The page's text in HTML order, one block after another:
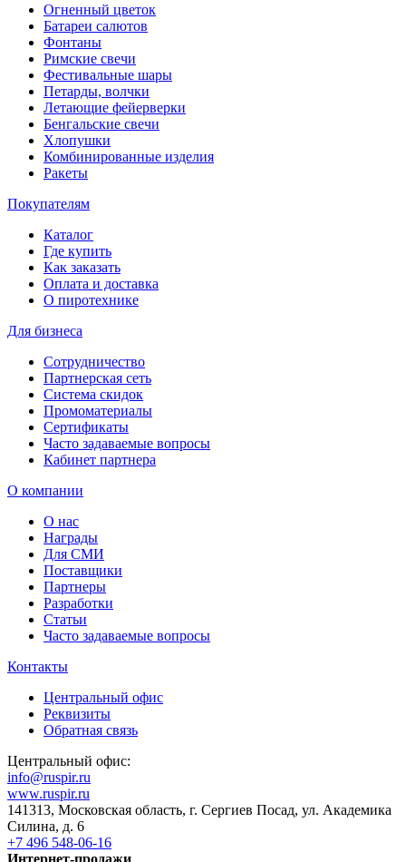
Огненный цветок
Батареи салютов
Фонтаны
Римские свечи
Фестивальные шары
Петарды, волчки
Летающие фейерверки
Бенгальские свечи
Хлопушки
Комбинированные изделия
Ракеты
Покупателям
Каталог
Где купить
Как заказать
Оплата и доставка
О пиротехнике
Для бизнеса
Сотрудничество
Партнерская сеть
Система скидок
Промоматериалы
Сертификаты
Часто задаваемые вопросы
Кабинет партнера
О компании
О нас
Награды
Для СМИ
Поставщики
Партнеры
Разработки
Статьи
Часто задаваемые вопросы
Контакты
Центральный офис
Реквизиты
Обратная связь
Центральный офис:
info@ruspir.ru
www.ruspir.ru
141313, Московская область, г. Сергиев Посад, ул. Академика
Силина, д. 6
+7 496 548-06-16
Интернет-продажи